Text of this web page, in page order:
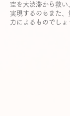
空を大渋滞から救
実現するのもまた
力によるものでしょ